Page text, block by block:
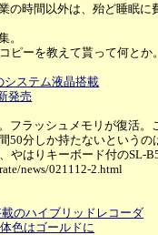
時間以外は、殆ど睡眠に
。
ピーを教えて貰って何とか。
ステム液晶搭載
発売
ラッシュメモリが復活。
50分しか持たないというの
はりキーボード付のSL-
news/021112-2.html
のハイブリッドレコーダ
色はゴールドに